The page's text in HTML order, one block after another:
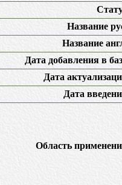
Название
Название
Дата добавления в
Дата
Дата
Область